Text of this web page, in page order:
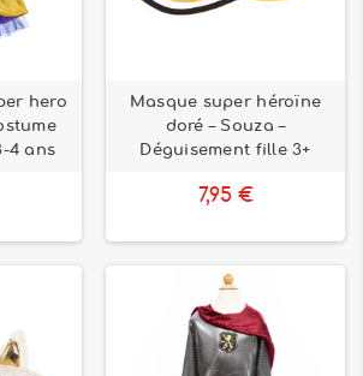
hero
4 ans
Masque super héroïne
doré – Souza –
Déguisement fille 3+
7,95 €